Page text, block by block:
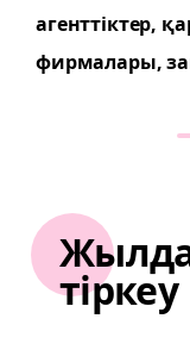
агенттіктер,
фирмалары,
тіркеу